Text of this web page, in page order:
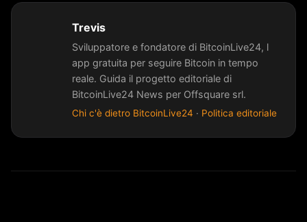
Trevis
Sviluppatore e fondatore di BitcoinLive24, l
app gratuita per seguire Bitcoin in tempo
reale. Guida il progetto editoriale di
BitcoinLive24 News per Offsquare srl.
Chi c'è dietro BitcoinLive24 · Politica editoriale